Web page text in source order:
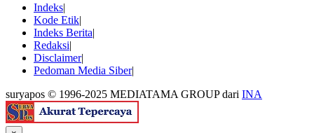
Indeks
Kode Etik
Indeks Berita
Redaksi
Disclaimer
Pedoman Media Siber
suryapos © 1996-2025 MEDIATAMA GROUP dari INA